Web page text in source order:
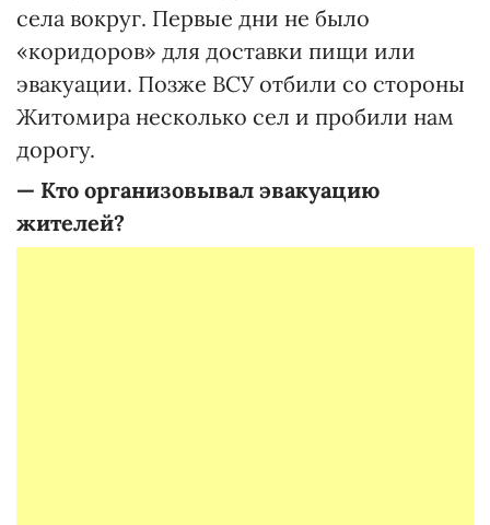
села вокруг. Первые дни не было
«коридоров» для доставки пищи или
эвакуации. Позже ВСУ отбили со стороны
Житомира несколько сел и пробили нам
дорогу.
— Кто организовывал эвакуацию
жителей?